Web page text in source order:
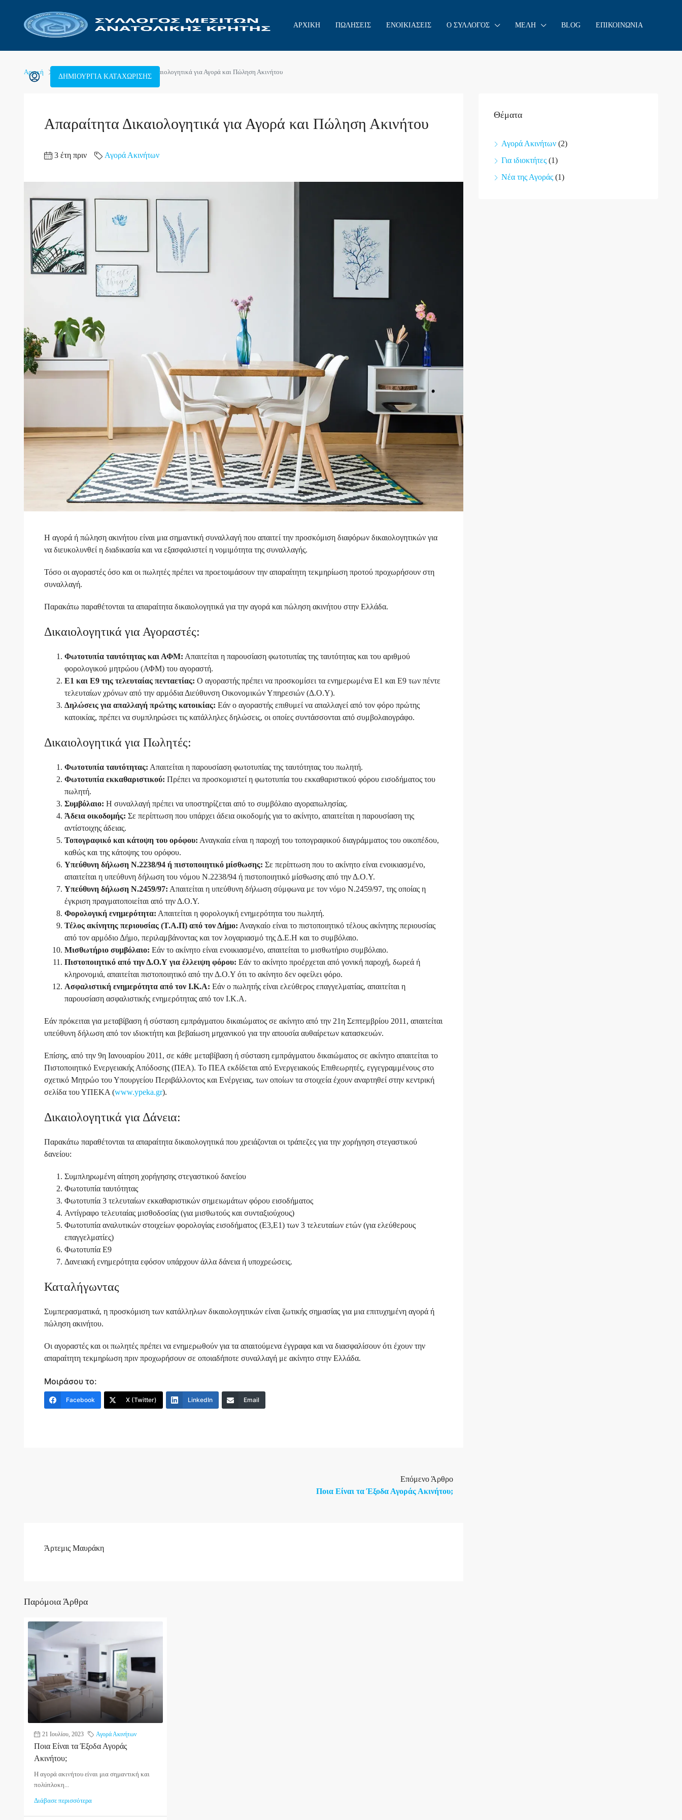
ΑΡΧΙΚΗ ΠΩΛΗΣΕΙΣ ΕΝΟΙΚΙΑΣΕΙΣ Ο ΣΥΛΛΟΓΟΣ ΜΕΛΗ BLOG ΕΠΙΚΟΙΝΩΝΙΑ
ΔΗΜΙΟΥΡΓΊΑ ΚΑΤΑΧΏΡΙΣΗΣ
Αρχική Αγορά Ακινήτων Απαραίτητα Δικαιολογητικά για Αγορά και Πώληση Ακινήτου
Απαραίτητα Δικαιολογητικά για Αγορά και Πώληση Ακινήτου
3 έτη πριν Αγορά Ακινήτων
Η αγορά ή πώληση ακινήτου είναι μια σημαντική συναλλαγή που απαιτεί την προσκόμιση διαφόρων δικαιολογητικών για
να διευκολυνθεί η διαδικασία και να εξασφαλιστεί η νομιμότητα της συναλλαγής.
Τόσο οι αγοραστές όσο και οι πωλητές πρέπει να προετοιμάσουν την απαραίτητη τεκμηρίωση προτού προχωρήσουν στη
συναλλαγή.
Παρακάτω παραθέτονται τα απαραίτητα δικαιολογητικά για την αγορά και πώληση ακινήτου στην Ελλάδα.
Δικαιολογητικά για Αγοραστές:
Φωτοτυπία ταυτότητας και ΑΦΜ: Απαιτείται η παρουσίαση φωτοτυπίας της ταυτότητας και του αριθμού
φορολογικού μητρώου (ΑΦΜ) του αγοραστή.
Ε1 και Ε9 της τελευταίας πενταετίας: Ο αγοραστής πρέπει να προσκομίσει τα ενημερωμένα Ε1 και Ε9 των πέντε
τελευταίων χρόνων από την αρμόδια Διεύθυνση Οικονομικών Υπηρεσιών (Δ.Ο.Υ).
Δηλώσεις για απαλλαγή πρώτης κατοικίας: Εάν ο αγοραστής επιθυμεί να απαλλαγεί από τον φόρο πρώτης
κατοικίας, πρέπει να συμπληρώσει τις κατάλληλες δηλώσεις, οι οποίες συντάσσονται από συμβολαιογράφο.
Δικαιολογητικά για Πωλητές:
Φωτοτυπία ταυτότητας: Απαιτείται η παρουσίαση φωτοτυπίας της ταυτότητας του πωλητή.
Φωτοτυπία εκκαθαριστικού: Πρέπει να προσκομιστεί η φωτοτυπία του εκκαθαριστικού φόρου εισοδήματος του
πωλητή.
Συμβόλαιο: Η συναλλαγή πρέπει να υποστηρίζεται από το συμβόλαιο αγοραπωλησίας.
Άδεια οικοδομής: Σε περίπτωση που υπάρχει άδεια οικοδομής για το ακίνητο, απαιτείται η παρουσίαση της
αντίστοιχης άδειας.
Τοπογραφικό και κάτοψη του ορόφου: Αναγκαία είναι η παροχή του τοπογραφικού διαγράμματος του οικοπέδου,
καθώς και της κάτοψης του ορόφου.
Υπεύθυνη δήλωση Ν.2238/94 ή πιστοποιητικό μίσθωσης: Σε περίπτωση που το ακίνητο είναι ενοικιασμένο,
απαιτείται η υπεύθυνη δήλωση του νόμου Ν.2238/94 ή πιστοποιητικό μίσθωσης από την Δ.Ο.Υ.
Υπεύθυνη δήλωση Ν.2459/97: Απαιτείται η υπεύθυνη δήλωση σύμφωνα με τον νόμο Ν.2459/97, της οποίας η
έγκριση πραγματοποιείται από την Δ.Ο.Υ.
Φορολογική ενημερότητα: Απαιτείται η φορολογική ενημερότητα του πωλητή.
Τέλος ακίνητης περιουσίας (Τ.Α.Π) από τον Δήμο: Αναγκαίο είναι το πιστοποιητικό τέλους ακίνητης περιουσίας
από τον αρμόδιο Δήμο, περιλαμβάνοντας και τον λογαριασμό της Δ.Ε.Η και το συμβόλαιο.
Μισθωτήριο συμβόλαιο: Εάν το ακίνητο είναι ενοικιασμένο, απαιτείται το μισθωτήριο συμβόλαιο.
Πιστοποιητικό από την Δ.Ο.Υ για έλλειψη φόρου: Εάν το ακίνητο προέρχεται από γονική παροχή, δωρεά ή
κληρονομιά, απαιτείται πιστοποιητικό από την Δ.Ο.Υ ότι το ακίνητο δεν οφείλει φόρο.
Ασφαλιστική ενημερότητα από τον Ι.Κ.Α: Εάν ο πωλητής είναι ελεύθερος επαγγελματίας, απαιτείται η
παρουσίαση ασφαλιστικής ενημερότητας από τον Ι.Κ.Α.
Εάν πρόκειται για μεταβίβαση ή σύσταση εμπράγματου δικαιώματος σε ακίνητο από την 21η Σεπτεμβρίου 2011, απαιτείται
υπεύθυνη δήλωση από τον ιδιοκτήτη και βεβαίωση μηχανικού για την απουσία αυθαίρετων κατασκευών.
Επίσης, από την 9η Ιανουαρίου 2011, σε κάθε μεταβίβαση ή σύσταση εμπράγματου δικαιώματος σε ακίνητο απαιτείται το
Πιστοποιητικό Ενεργειακής Απόδοσης (ΠΕΑ). Το ΠΕΑ εκδίδεται από Ενεργειακούς Επιθεωρητές, εγγεγραμμένους στο
σχετικό Μητρώο του Υπουργείου Περιβάλλοντος και Ενέργειας, των οποίων τα στοιχεία έχουν αναρτηθεί στην κεντρική
σελίδα του ΥΠΕΚΑ (www.ypeka.gr).
Δικαιολογητικά για Δάνεια:
Παρακάτω παραθέτονται τα απαραίτητα δικαιολογητικά που χρειάζονται οι τράπεζες για την χορήγηση στεγαστικού
δανείου:
Συμπληρωμένη αίτηση χορήγησης στεγαστικού δανείου
Φωτοτυπία ταυτότητας
Φωτοτυπία 3 τελευταίων εκκαθαριστικών σημειωμάτων φόρου εισοδήματος
Αντίγραφο τελευταίας μισθοδοσίας (για μισθωτούς και συνταξιούχους)
Φωτοτυπία αναλυτικών στοιχείων φορολογίας εισοδήματος (Ε3,Ε1) των 3 τελευταίων ετών (για ελεύθερους
επαγγελματίες)
Φωτοτυπία Ε9
Δανειακή ενημερότητα εφόσον υπάρχουν άλλα δάνεια ή υποχρεώσεις.
Καταλήγωντας
Συμπερασματικά, η προσκόμιση των κατάλληλων δικαιολογητικών είναι ζωτικής σημασίας για μια επιτυχημένη αγορά ή
πώληση ακινήτου.
Οι αγοραστές και οι πωλητές πρέπει να ενημερωθούν για τα απαιτούμενα έγγραφα και να διασφαλίσουν ότι έχουν την
απαραίτητη τεκμηρίωση πριν προχωρήσουν σε οποιαδήποτε συναλλαγή με ακίνητο στην Ελλάδα.
Μοιράσου το:
Facebook X (Twitter) LinkedIn Email
Επόμενο Άρθρο
Ποια Είναι τα Έξοδα Αγοράς Ακινήτου;
Άρτεμις Μαυράκη
Παρόμοια Άρθρα
21 Ιουλίου, 2023 Αγορά Ακινήτων
Ποια Είναι τα Έξοδα Αγοράς
Ακινήτου;
Η αγορά ακινήτου είναι μια σημαντική και
πολύπλοκη...
Διάβασε περισσότερα
Θέματα
Αγορά Ακινήτων (2)
Για ιδιοκτήτες (1)
Νέα της Αγοράς (1)